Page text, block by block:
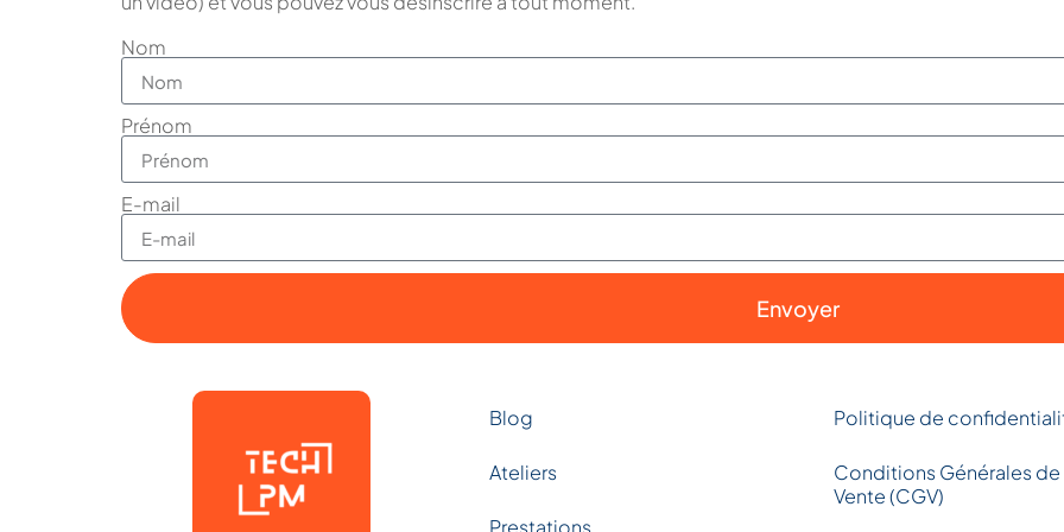
Nom
Prénom
E-mail
Envoyer
Blog
Ateliers
Prestations
Politique de
Conditions Générales de
Vente (CGV)